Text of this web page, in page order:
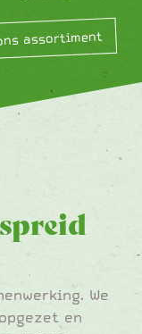
assortiment
We
en